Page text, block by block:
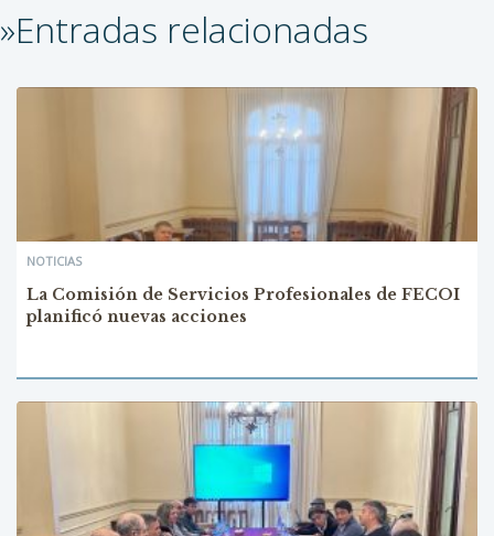
»Entradas relacionadas
NOTICIAS
La Comisión de Servicios Profesionales de FECOI
planificó nuevas acciones